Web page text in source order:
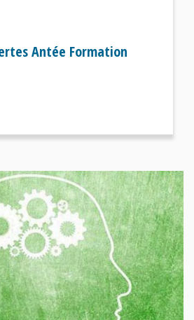
Antée Formation